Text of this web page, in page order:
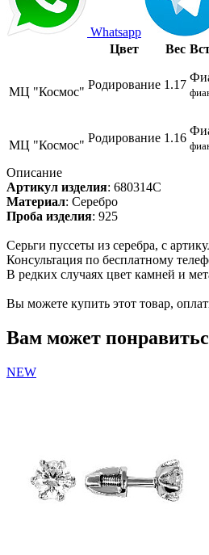
Whatsapp
Цвет
Вес
МЦ "Космос"
Родирование 1.17
МЦ "Космос"
Родирование 1.16
Описание
Артикул изделия: 680314С
Материал: Серебро
Проба изделия: 925
Серьги пуссеты из серебра, с
Консультация по бесплатному
В редких случаях цвет камней и
Вы можете купить этот товар,
Вам может
NEW